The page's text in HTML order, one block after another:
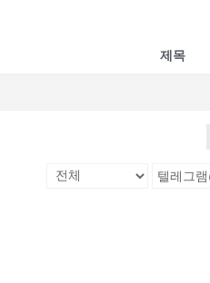
제목